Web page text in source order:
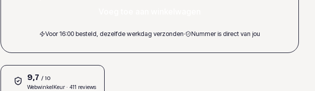
Voor 16:00 besteld, dezelfde werkdag verzonden· Nummer is direct van jou
9,7 / 10
WebwinkelKeur· 411 reviews